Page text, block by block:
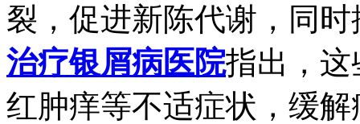
裂，促进新陈代谢，同
治疗银屑病医院指出，
红肿痒等不适症状，缓解